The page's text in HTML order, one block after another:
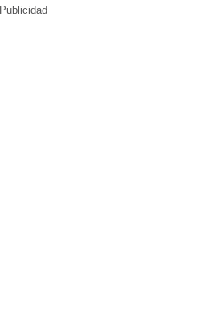
Publicidad